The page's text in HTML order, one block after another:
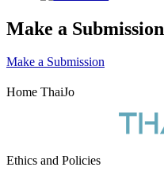
Make a Submission
Make a Submission
Home ThaiJo
Ethics and Policies